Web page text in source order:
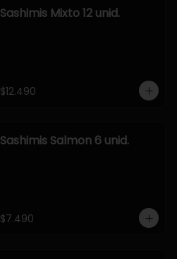
Sashimis Mixto 12 unid.
$12.490
Sashimis Salmon 6 unid.
$7.490